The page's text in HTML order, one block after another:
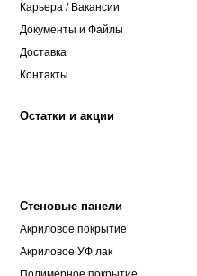
Карьера / Вакансии
Документы и Файлы
Доставка
Контакты
Остатки и акции
Стеновые панели
Акриловое покрытие
Акриловое УФ лак